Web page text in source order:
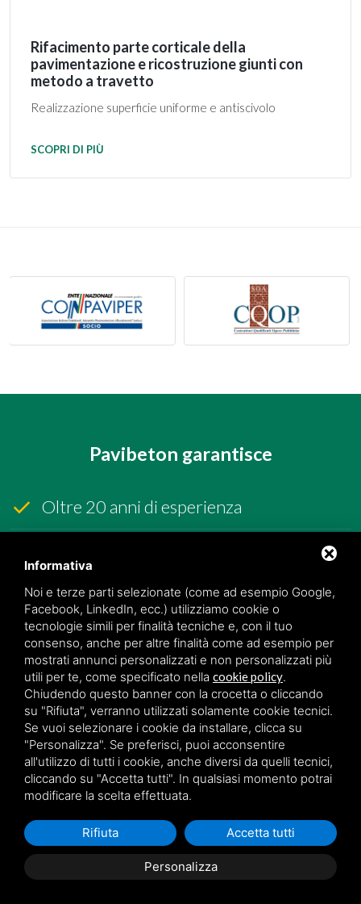
Rifacimento parte corticale della
pavimentazione e ricostruzione giunti con
metodo a travetto
Realizzazione superficie uniforme e antiscivolo
SCOPRI DI PIÙ
Vuoi saperne di più? Contattaci!
rispondere ad ogni tua domanda.
Pavibeton garantisce
Oltre 20 anni di esperienza
Materiali di assoluta qualità
Leggi cosa dicono i nostri clienti
Informativa
Noi e terze parti selezionate (come ad esempio Google,
Facebook, LinkedIn, ecc.) utilizziamo cookie o
tecnologie simili per finalità tecniche e, con il tuo
consenso, anche per altre finalità come ad esempio per
mostrati annunci personalizzati e non personalizzati più
utili per te, come specificato nella cookie policy.
Chiudendo questo banner con la crocetta o cliccando
su "Rifiuta", verranno utilizzati solamente cookie tecnici.
Se vuoi selezionare i cookie da installare, clicca su
"Personalizza". Se preferisci, puoi acconsentire
all'utilizzo di tutti i cookie, anche diversi da quelli tecnici,
cliccando su "Accetta tutti". In qualsiasi momento potrai
modificare la scelta effettuata.
Personalizza
Rifiuta Accetta tutti